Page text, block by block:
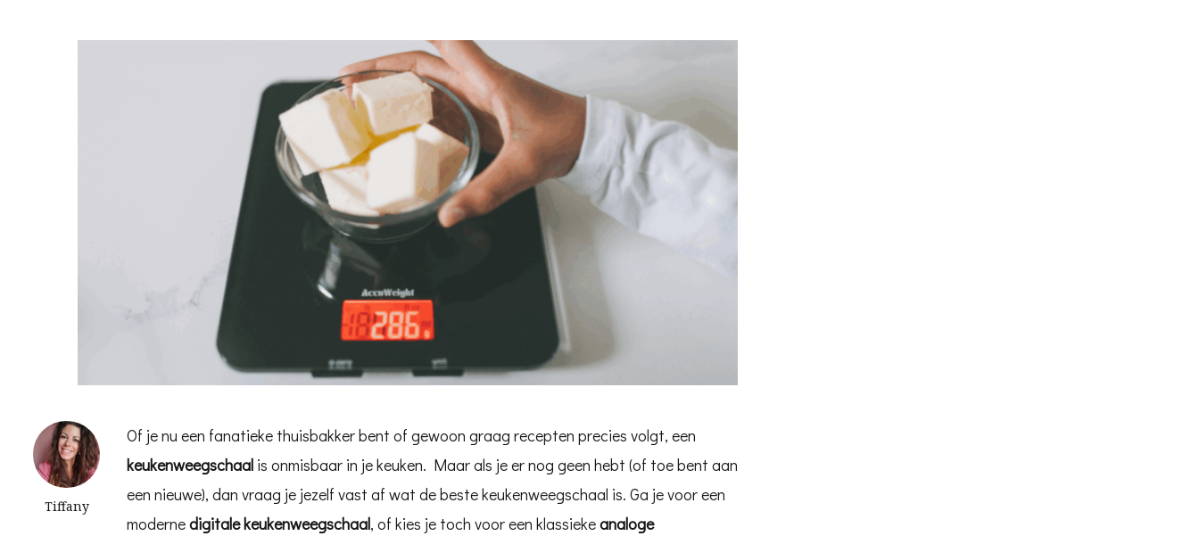
Tiffany
Of je nu een fanatieke thuisbakker bent of gewoon graag recepten precies volgt, een
keukenweegschaal is onmisbaar in je keuken. Maar als je er nog geen hebt (of toe bent aan
een nieuwe), dan vraag je jezelf vast af wat de beste keukenweegschaal is. Ga je voor een
modernedigitale keukenweegschaal, of kies je toch voor een klassiekeanaloge